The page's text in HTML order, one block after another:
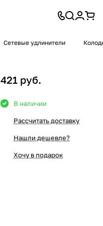
Сетевые удлинители
421 руб.
В наличии
Рассчитать доставку
Нашли дешевле?
Хочу в подарок